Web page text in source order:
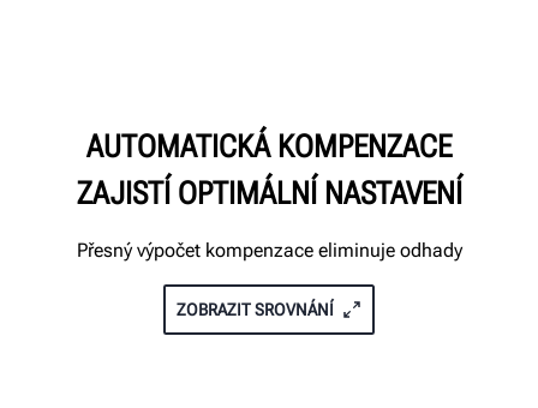
AUTOMATICKÁ KOMPENZACE
ZAJISTÍ OPTIMÁLNÍ NASTAVENÍ
Přesný výpočet kompenzace eliminuje odhady
ZOBRAZIT SROVNÁNÍ